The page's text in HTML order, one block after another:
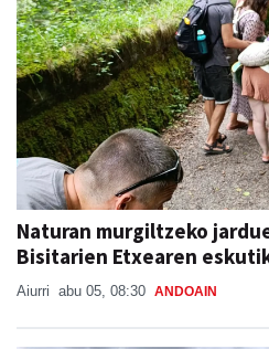
Naturan murgiltzeko
Bisitarien Etxearen
Aiurri abu 05, 08:30 ANDOAIN